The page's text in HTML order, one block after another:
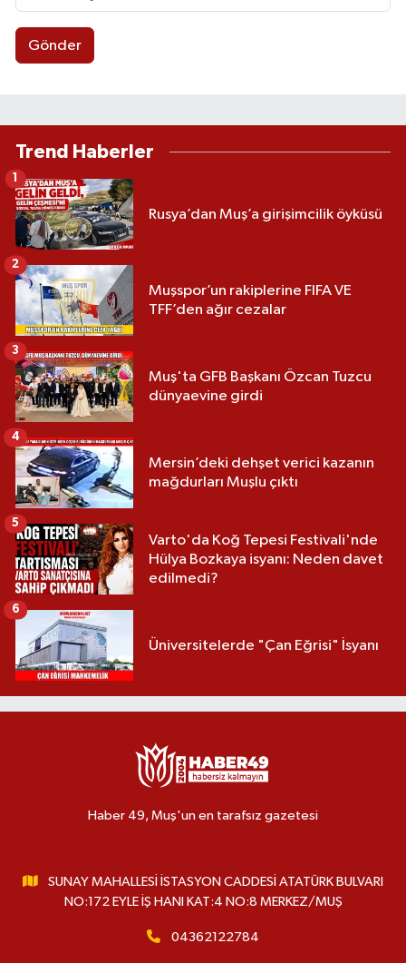
Gönder
Trend Haberler
Rusya’dan Muş’a girişimcilik öyküsü
1
Muşspor’un rakiplerine FIFA VE
TFF’den ağır cezalar
2
Muş'ta GFB Başkanı Özcan Tuzcu
dünyaevine girdi
3
Mersin’deki dehşet verici kazanın
mağdurları Muşlu çıktı
4
Varto'da Koğ Tepesi Festivali'nde
Hülya Bozkaya isyanı: Neden davet
edilmedi?
5
Üniversitelerde "Çan Eğrisi" İsyanı
6
Haber 49, Muş'un en tarafsız gazetesi
SUNAY MAHALLESİ İSTASYON CADDESİ ATATÜRK BULVARI
NO:172 EYLE İŞ HANI KAT:4 NO:8 MERKEZ/MUŞ
04362122784